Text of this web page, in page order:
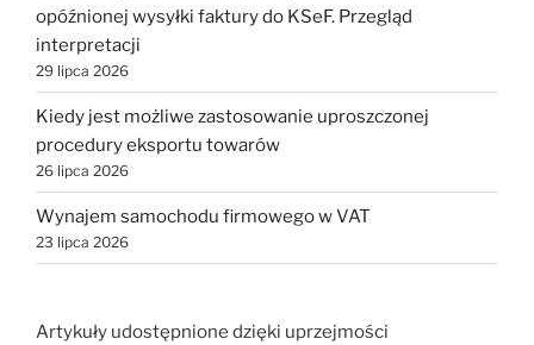
opóźnionej wysyłki faktury do KSeF. Przegląd
interpretacji
29 lipca 2026
Kiedy jest możliwe zastosowanie uproszczonej
procedury eksportu towarów
26 lipca 2026
Wynajem samochodu firmowego w VAT
23 lipca 2026
Artykuły udostępnione dzięki uprzejmości